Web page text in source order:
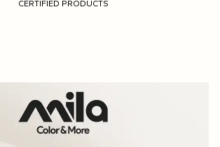
CERTIFIED PRODUCTS